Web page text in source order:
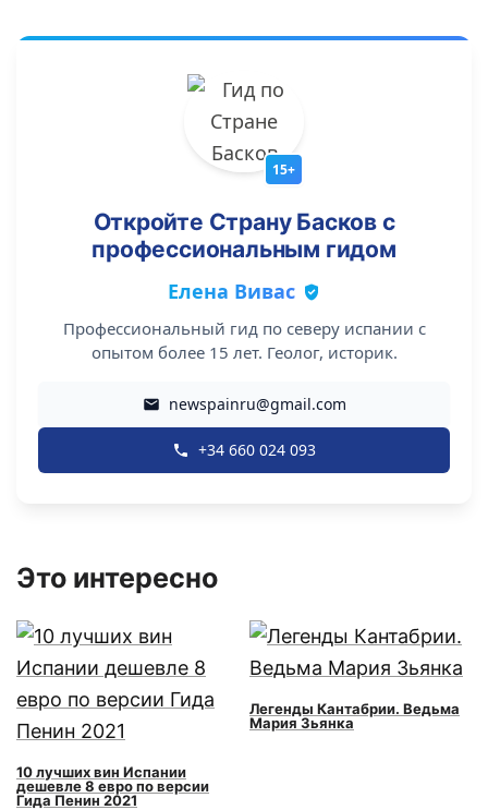
15+
Откройте Страну Басков с
профессиональным гидом
Елена Вивас
Профессиональный гид по северу испании с
опытом более 15 лет. Геолог, историк.
newspainru@gmail.com
+34 660 024 093
Это интересно
10 лучших вин Испании
дешевле 8 евро по версии
Гида Пенин 2021
Легенды Кантабрии. Ведьма
Мария Зьянка